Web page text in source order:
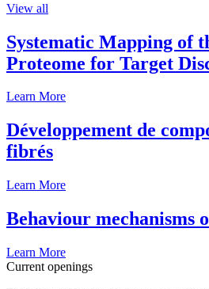
View all
Systematic Mapping of
Proteome for Target
Learn More
Développement de
fibrés
Learn More
Behaviour mechanisms
Learn More
Current openings